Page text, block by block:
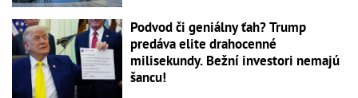
Podvod či geniálny ťah? Trump
predáva elite drahocenné
milisekundy. Bežní investori nemajú
šancu!